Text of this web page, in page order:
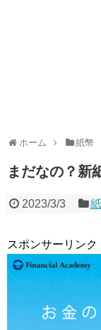
ホーム 紙幣
まだなの？新
2023/3/3
スポンサーリンク